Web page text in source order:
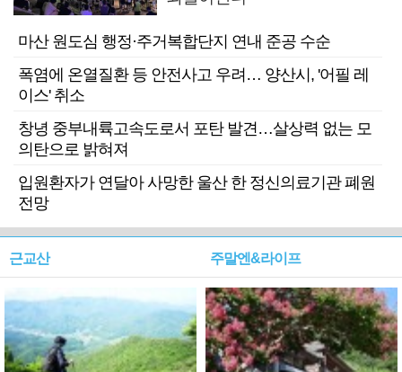
마산 원도심 행정·주거복합단지 연내 준공 수순
폭염에 온열질환 등 안전사고 우려… 양산시, '어필 레
이스' 취소
창녕 중부내륙고속도로서 포탄 발견…살상력 없는 모
의탄으로 밝혀져
입원환자가 연달아 사망한 울산 한 정신의료기관 폐원
전망
근교산 주말엔&라이프